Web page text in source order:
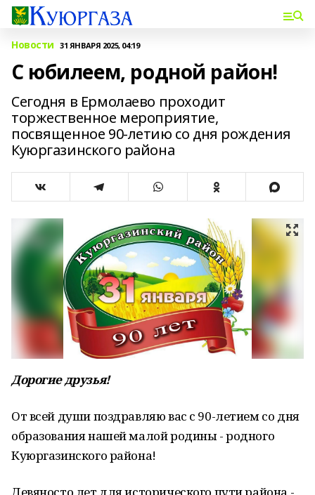
Новости 31 ЯНВАРЯ 2025, 04:19
С юбилеем, родной район!
Сегодня в Ермолаево проходит
торжественное мероприятие,
посвященное 90-летию со дня рождения
Куюргазинского района
Дорогие друзья!
От всей души поздравляю вас с 90-летием со дня
образования нашей малой родины - родного
Куюргазинского района!